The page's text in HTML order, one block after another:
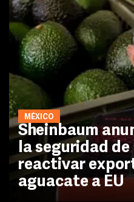
MÉXICO
Sheinbaum
la seguridad
reactivar
aguacate a EU